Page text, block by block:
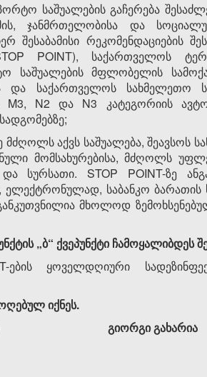
საშუალების გაჩერება
ჯანმრთელობისა და
შესაბამისი
POINT), საქართველოს
საშუალების მფლობელის
და საქართველოს სახმელეთო
M3, N2 და N3 კატეგორიის
მძღოლს აქვს საშუალება,
მომსახურებისა, მძღოლს
და სურსათი. STOP POINT-ზე
ელექტრონულად, საბანკო
მხოლოდ
„ბ“ ქვეპუნქტი ჩამოყალიბდეს
ების ყოველდღიური
იქნეს.
გიორგი გახარია